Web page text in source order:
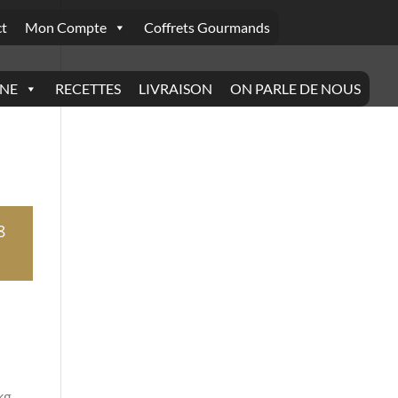
Mon Compte Coffrets Gourmands
RECETTES LIVRAISON ON PARLE DE NOUS